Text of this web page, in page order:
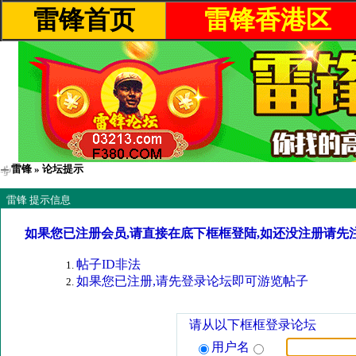
雷锋首页 雷锋香港区
雷锋 » 论坛提示
雷锋 提示信息
如果您已注册会员,请直接在底下框框登陆,如还没注册请先
帖子ID非法
如果您已注册,请先登录论坛即可游览帖子
请从以下框框登录论坛
用户名